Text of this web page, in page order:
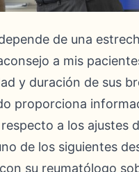
de una
a mis
y duración de sus
proporciona
a los ajustes
de los siguientes
su reumatólogo